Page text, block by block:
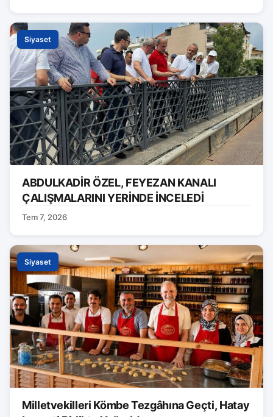
Siyaset
ABDULKADİR ÖZEL, FEYEZAN KANALI
ÇALIŞMALARINI YERİNDE İNCELEDİ
Tem 7, 2026
Siyaset
Milletvekilleri Kömbe Tezgâhına Geçti, Hatay